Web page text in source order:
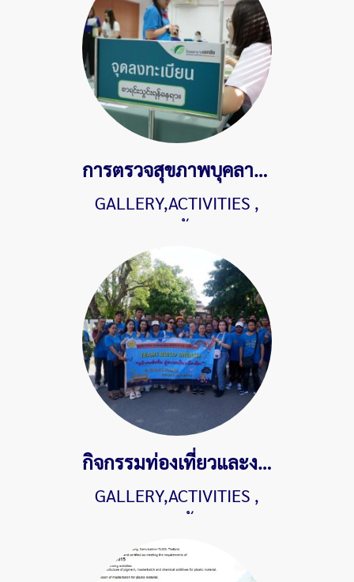
การตรวจสุขภาพบุคลากรประจำปี 2567
GALLERY,ACTIVITIES ,
528 ผู้ชม
กิจกรรมท่องเที่ยวและงานเลี้ยงสังสรรค์ประจำปี 2567 "Teams build dreams" Eurotech x Klong Klone
GALLERY,ACTIVITIES ,
1701 ผู้ชม